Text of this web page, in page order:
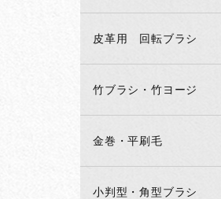
皮革用 回転ブラシ
竹ブラシ・竹ヨージ
金巻・平刷毛
小判型・角型ブラシ